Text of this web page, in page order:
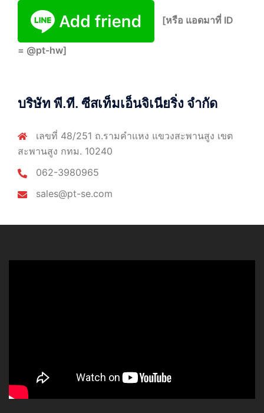
[หรือ แอดมาที่ ID
= @pt-hw]
บริษัท พี.ที. ซีสเท็มเอ็นจิเนียริ่ง จำกัด
เลขที่ 48/251 ถ.รามคำแหง แขวงสะพานสูง เขต
สะพานสูง กทม. 10240
062-3980965
sales@pt-se.com